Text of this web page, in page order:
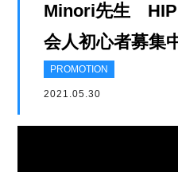
Minori先生
会人初心者募集
PROMOTION
2021.05.30